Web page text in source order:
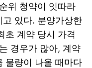
위 청약이 잇따라
있다. 분양가상한
초 계약 당시 가격
경우가 많아, 계약
물량이 나올 때마다